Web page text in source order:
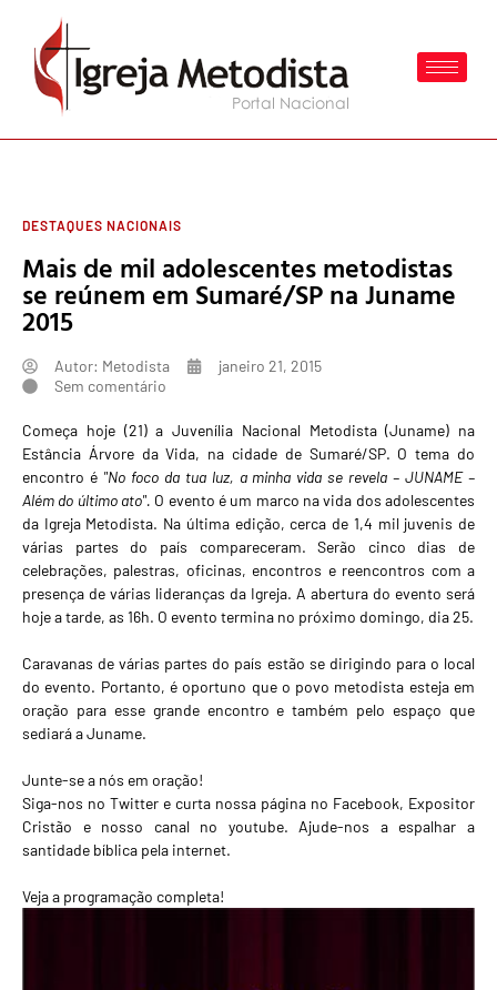
DESTAQUES NACIONAIS
Mais de mil adolescentes metodistas
se reúnem em Sumaré/SP na Juname
2015
Autor: Metodista
janeiro 21, 2015
Sem comentário
Começa hoje (21) a Juvenília Nacional Metodista (Juname) na
Estância Árvore da Vida, na cidade de Sumaré/SP. O tema do
encontro é "No foco da tua luz, a minha vida se revela – JUNAME –
Além do último ato". O evento é um marco na vida dos adolescentes
da Igreja Metodista. Na última edição, cerca de 1,4 mil juvenis de
várias partes do país compareceram. Serão cinco dias de
celebrações, palestras, oficinas, encontros e reencontros com a
presença de várias lideranças da Igreja. A abertura do evento será
hoje a tarde, as 16h. O evento termina no próximo domingo, dia 25.
Caravanas de várias partes do país estão se dirigindo para o local
do evento. Portanto, é oportuno que o povo metodista esteja em
oração para esse grande encontro e também pelo espaço que
sediará a Juname.
Junte-se a nós em oração!
Siga-nos no Twitter e curta nossa página no Facebook, Expositor
Cristão e nosso canal no youtube. Ajude-nos a espalhar a
santidade bíblica pela internet.
Veja a programação completa!